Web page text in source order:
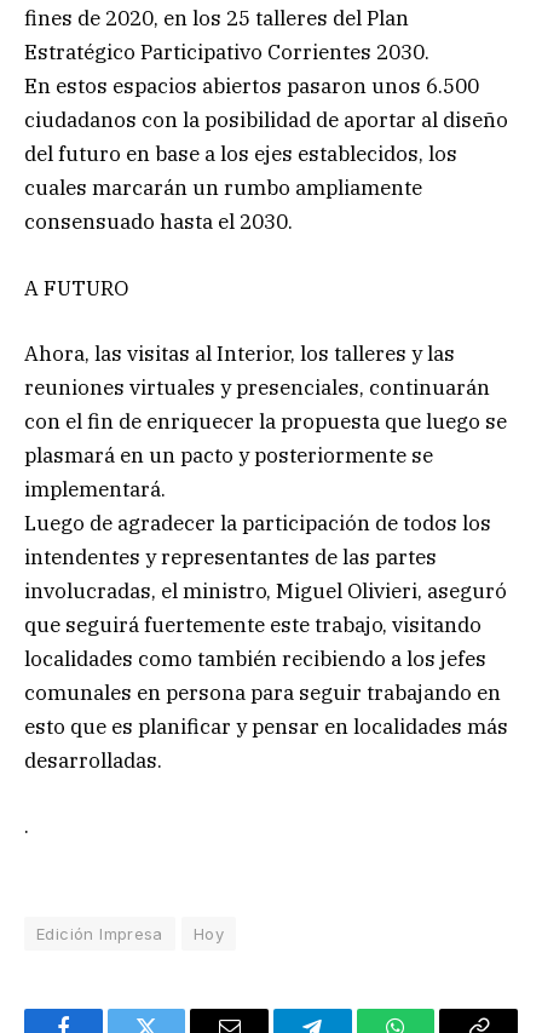
fines de 2020, en los 25 talleres del Plan
Estratégico Participativo Corrientes 2030.
En estos espacios abiertos pasaron unos 6.500
ciudadanos con la posibilidad de aportar al diseño
del futuro en base a los ejes establecidos, los
cuales marcarán un rumbo ampliamente
consensuado hasta el 2030.
A FUTURO
Ahora, las visitas al Interior, los talleres y las
reuniones virtuales y presenciales, continuarán
con el fin de enriquecer la propuesta que luego se
plasmará en un pacto y posteriormente se
implementará.
Luego de agradecer la participación de todos los
intendentes y representantes de las partes
involucradas, el ministro, Miguel Olivieri, aseguró
que seguirá fuertemente este trabajo, visitando
localidades como también recibiendo a los jefes
comunales en persona para seguir trabajando en
esto que es planificar y pensar en localidades más
desarrolladas.
.
Edición Impresa Hoy